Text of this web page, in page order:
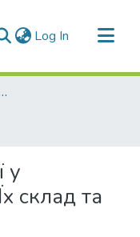
Log In (current)
та семінарів
у
склад та